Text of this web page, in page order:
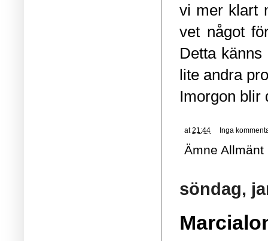
vi mer klart
vet något
Detta
lite andra
Imorgon blir
at21:44 Inga
Ämne Allmänt
söndag,